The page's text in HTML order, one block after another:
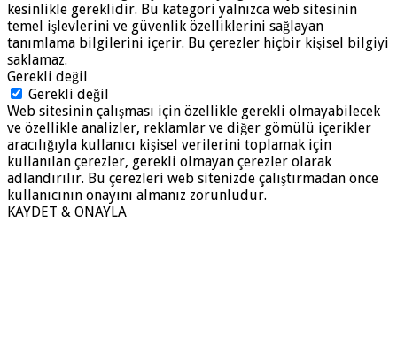
kesinlikle gereklidir. Bu kategori yalnızca web sitesinin
temel işlevlerini ve güvenlik özelliklerini sağlayan
tanımlama bilgilerini içerir. Bu çerezler hiçbir kişisel bilgiyi
saklamaz.
Gerekli değil
Gerekli değil
Web sitesinin çalışması için özellikle gerekli olmayabilecek
ve özellikle analizler, reklamlar ve diğer gömülü içerikler
aracılığıyla kullanıcı kişisel verilerini toplamak için
kullanılan çerezler, gerekli olmayan çerezler olarak
adlandırılır. Bu çerezleri web sitenizde çalıştırmadan önce
kullanıcının onayını almanız zorunludur.
KAYDET & ONAYLA